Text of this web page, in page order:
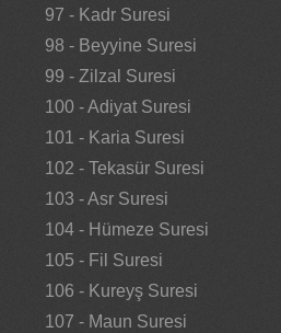
97 - Kadr Suresi
98 - Beyyine Suresi
99 - Zilzal Suresi
100 - Adiyat Suresi
101 - Karia Suresi
102 - Tekasür Suresi
103 - Asr Suresi
104 - Hümeze Suresi
105 - Fil Suresi
106 - Kureyş Suresi
107 - Maun Suresi